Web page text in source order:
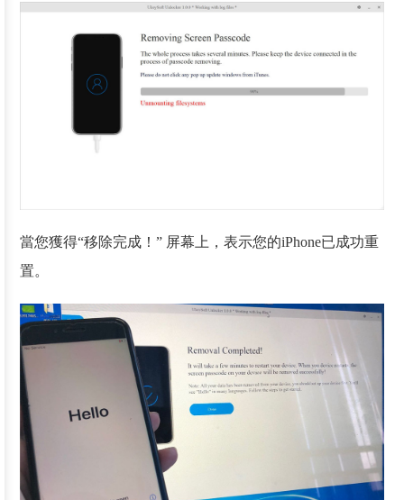
當您獲得“移除完成！” 屏幕上，表示您的iPhone已成功重
置。